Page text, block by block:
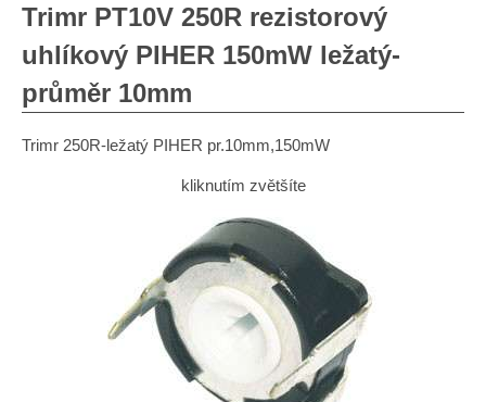
Trimr PT10V 250R rezistorový
uhlíkový PIHER 150mW ležatý-
průměr 10mm
Trimr 250R-ležatý PIHER pr.10mm,150mW
kliknutím zvětšíte